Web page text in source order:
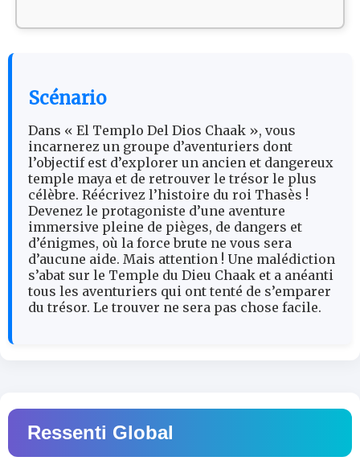
Scénario
Dans « El Templo Del Dios Chaak », vous
incarnerez un groupe d’aventuriers dont
l’objectif est d’explorer un ancien et dangereux
temple maya et de retrouver le trésor le plus
célèbre. Réécrivez l’histoire du roi Thasès !
Devenez le protagoniste d’une aventure
immersive pleine de pièges, de dangers et
d’énigmes, où la force brute ne vous sera
d’aucune aide. Mais attention ! Une malédiction
s’abat sur le Temple du Dieu Chaak et a anéanti
tous les aventuriers qui ont tenté de s’emparer
du trésor. Le trouver ne sera pas chose facile.
Ressenti Global